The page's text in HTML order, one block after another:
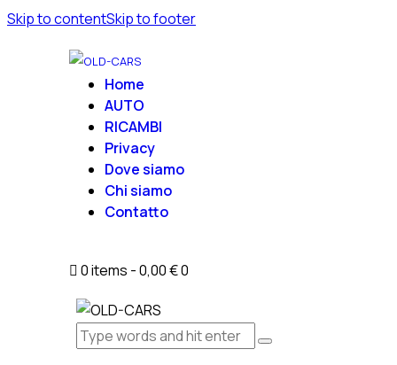
Skip to contentSkip to footer
Home
AUTO
RICAMBI
Privacy
Dove siamo
Chi siamo
Contatto
0 items -0,00 €0